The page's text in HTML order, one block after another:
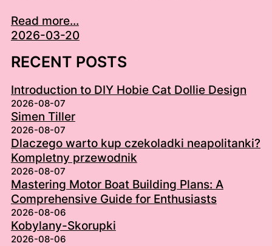
Read more...
2026-03-20
RECENT POSTS
Introduction to DIY Hobie Cat Dollie Design
2026-08-07
Simen Tiller
2026-08-07
Dlaczego warto kup czekoladki neapolitanki?
Kompletny przewodnik
2026-08-07
Mastering Motor Boat Building Plans: A
Comprehensive Guide for Enthusiasts
2026-08-06
Kobylany-Skorupki
2026-08-06